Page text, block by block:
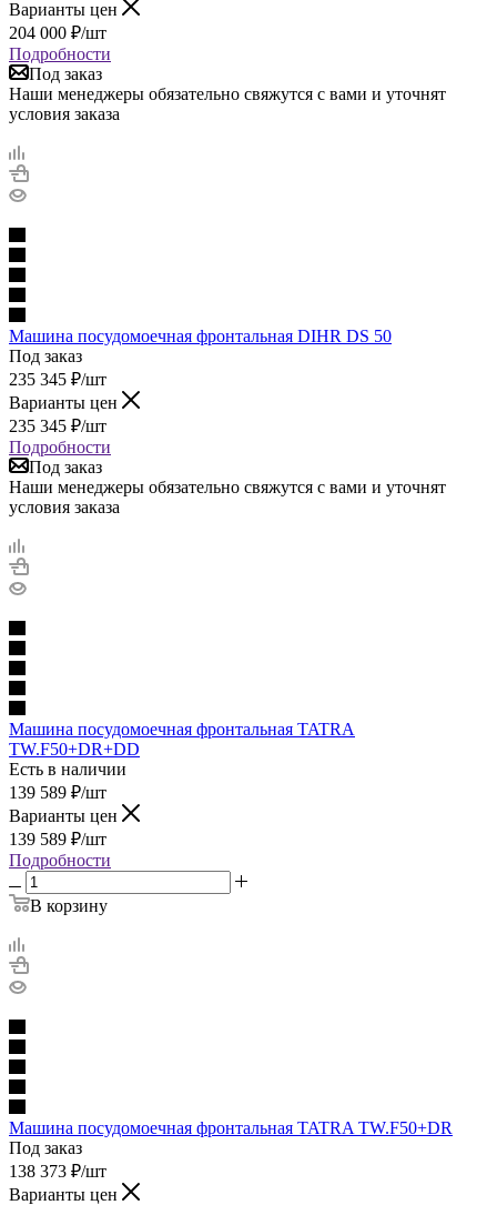
Варианты цен
204 000 ₽/шт
Подробности
Под заказ
Наши менеджеры обязательно свяжутся с вами и уточнят
условия заказа
Машина посудомоечная фронтальная DIHR DS 50
Под заказ
235 345 ₽/шт
Варианты цен
235 345 ₽/шт
Подробности
Под заказ
Наши менеджеры обязательно свяжутся с вами и уточнят
условия заказа
Машина посудомоечная фронтальная TATRA
TW.F50+DR+DD
Есть в наличии
139 589 ₽/шт
Варианты цен
139 589 ₽/шт
Подробности
В корзину
Машина посудомоечная фронтальная TATRA TW.F50+DR
Под заказ
138 373 ₽/шт
Варианты цен